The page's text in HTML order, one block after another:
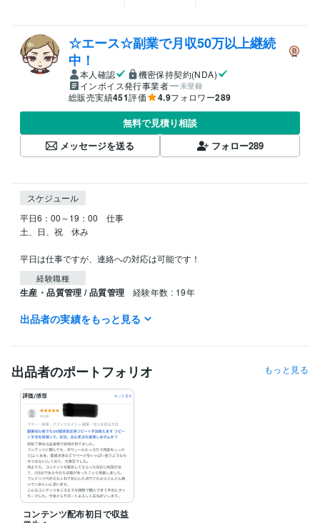
☆エース☆副業で月収50万以上継続
中！
本人確認
機密保持契約(NDA)
インボイス発行事業者
未登録
総販売実績451評価 4.9フォロワー289
無料で見積り相談
メッセージを送る
フォロー289
スケジュール
平日6：00～19：00　仕事
土、日、祝　休み
平日は仕事ですが、連絡への対応は可能です！
経験職種
生産・品質管理 / 品質管理 経験年数 : 19年
受賞歴
プ合格 バッジテスト1級トップ合格 バッジテスト2級トップ合格
資格・検定
第二種電気工事士 取得年 : 2002年
得意分野
資産運用・副業の相談 物販全般
副業 ビジネス 物販
出品者の実績をもっと見る
出品者のポートフォリオ もっと見る
コンテンツ配布初日で収益